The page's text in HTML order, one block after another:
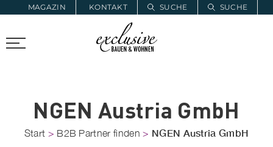
MAGAZIN KONTAKT SUCHE
SUCHE
PROARCHITEC PROINSTALL
NGEN Austria GmbH
Start > B2B Partner finden > NGEN Austria GmbH